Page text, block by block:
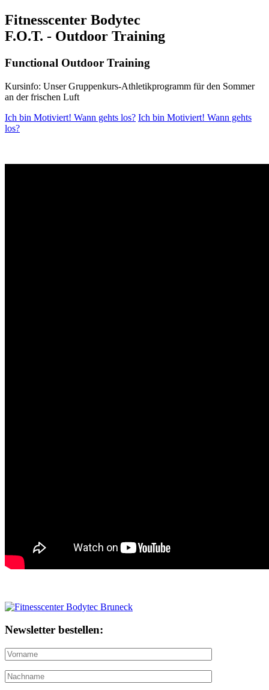
Fitnesscenter Bodytec
F.O.T. - Outdoor Training
Functional Outdoor Training
Kursinfo: Unser Gruppenkurs-Athletikprogramm für den Sommer
an der frischen Luft
Ich bin Motiviert! Wann gehts los? Ich bin Motiviert! Wann gehts
los?
Newsletter bestellen: